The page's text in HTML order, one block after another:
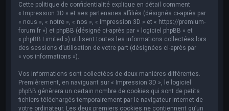
Cette politique de confidentialité explique en détail comment
« Impression 3D » et ses partenaires affiliés (désignés ci-après par
« nous », « notre », « nos », « Impression 3D » et « https://premium-
forum.fr ») et phpBB (désigné ci-après par « logiciel phpBB » et
« phpBB Limited ») utilisent toutes les informations collectées lors
des sessions d’utilisation de votre part (désignées ci-après par
« vos informations »).
Vos informations sont collectées de deux manières différentes.
Premièrement, en naviguant sur « Impression 3D », le logiciel
phpBB génèrera un certain nombre de cookies qui sont de petits
fichiers téléchargés temporairement par le navigateur internet de
votre ordinateur. Les deux premiers cookies ne contiennent qu’un